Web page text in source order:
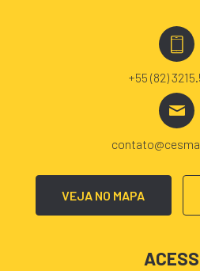
+55 (82)
VEJA NO MAPA